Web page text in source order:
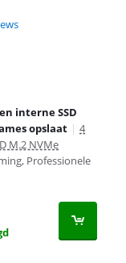
interne SSD
opslaat | 4
M.2 NVMe
Professionele